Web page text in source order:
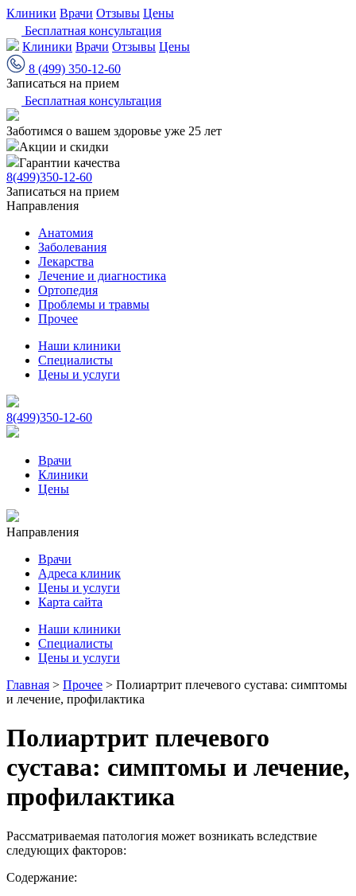
Клиники Врачи Отзывы Цены
Бесплатная консультация
Клиники Врачи Отзывы Цены
8 (499) 350-12-60
Записаться на прием
Бесплатная консультация
Заботимся о вашем здоровье уже 25 лет
Акции и скидки
Гарантии качества
8(499)350-12-60
Записаться на прием
Направления
Анатомия
Заболевания
Лекарства
Лечение и диагностика
Ортопедия
Проблемы и травмы
Прочее
Наши клиники
Специалисты
Цены и услуги
8(499)350-12-60
Врачи
Клиники
Цены
Направления
Врачи
Адреса клиник
Цены и услуги
Карта сайта
Наши клиники
Специалисты
Цены и услуги
Главная > Прочее > Полиартрит плечевого сустава: симптомы
и лечение, профилактика
Полиартрит плечевого
сустава: симптомы и лечение,
профилактика
Рассматриваемая патология может возникать вследствие
следующих факторов:
Содержание: